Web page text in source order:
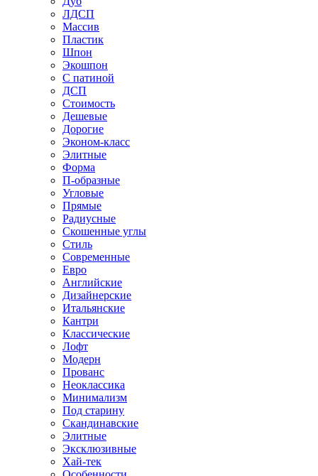
ЛДСП
Массив
Пластик
Шпон
Экошпон
С патиной
ДСП
Стоимость
Дешевые
Дорогие
Эконом-класс
Элитные
Форма
П-образные
Угловые
Прямые
Радиусные
Скошенные углы
Стиль
Современные
Евро
Английские
Дизайнерские
Итальянские
Кантри
Классические
Лофт
Модерн
Прованс
Неоклассика
Минимализм
Под старину
Скандинавские
Элитные
Эксклюзивные
Хай-тек